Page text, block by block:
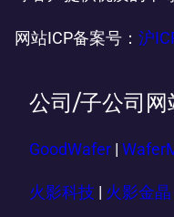
网站ICP备案号： 沪
公司/子公司网
GoodWafer |
火影科技 火影金晶